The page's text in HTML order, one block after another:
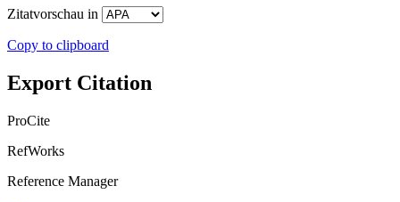
Zitatvorschau in
Copy to clipboard
Export Citation
ProCite
RefWorks
Reference Manager